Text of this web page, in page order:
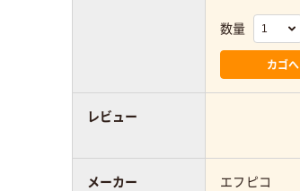
数量
カゴへ
エフピコ
レビュー
メーカー